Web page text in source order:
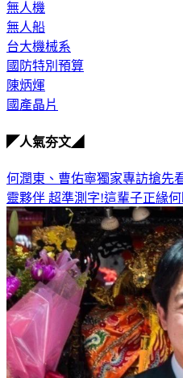
國防預算
無人機
無人船
台大機械系
國防特別預算
陳炳煇
何潤東、曹佑寧獨家專訪搶先
靈夥伴
超準測字!這輩子正緣